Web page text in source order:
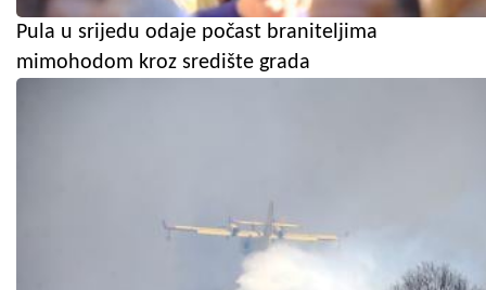
Pula u srijedu odaje počast braniteljima
mimohodom kroz središte grada